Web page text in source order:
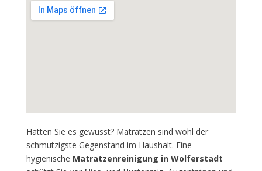
Hätten Sie es gewusst? Matratzen sind wohl der
schmutzigste Gegenstand im Haushalt. Eine
hygienische Matratzenreinigung in Wolferstadt